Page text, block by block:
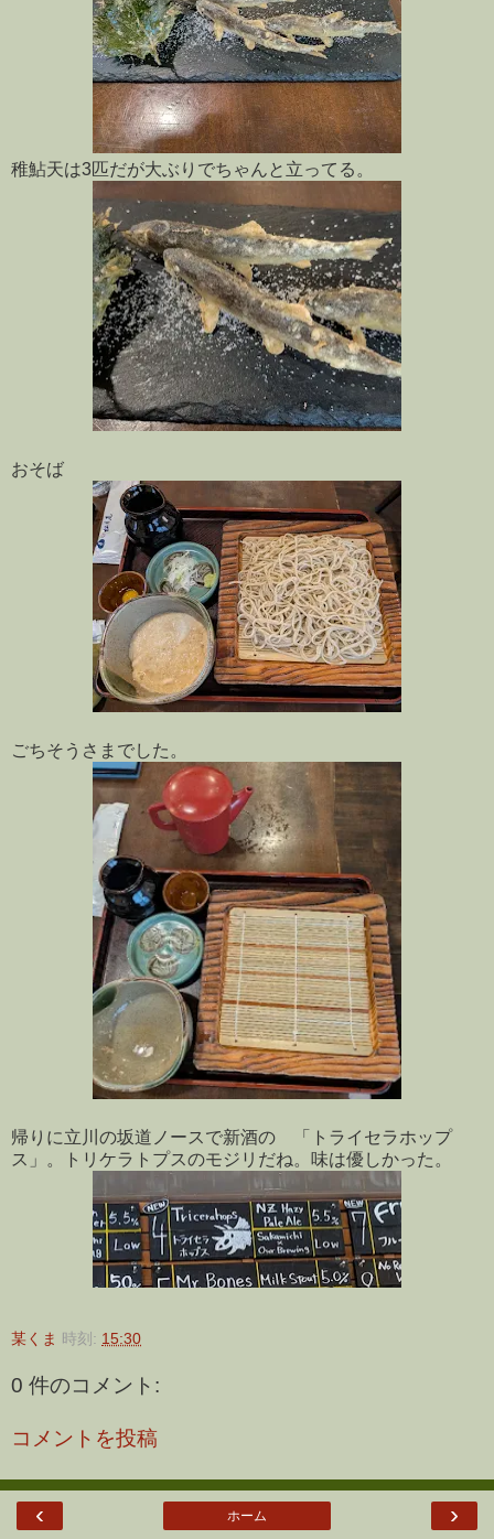
稚鮎天は3匹だが大ぶりでちゃんと立ってる。
おそば
ごちそうさまでした。
帰りに立川の坂道ノースで新酒の 「トライセラホップ
ス」。トリケラトプスのモジリだね。味は優しかった。
某くま 時刻: 15:30
0 件のコメント:
コメントを投稿
‹ ›
ホーム